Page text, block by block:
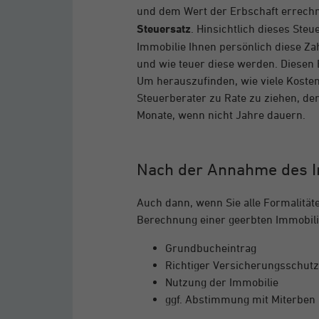
und dem Wert der Erbschaft
Steuersatz . Hinsichtlich dieses
Immobilie Ihnen persönlich diese
und wie teuer diese werden.
Um herauszufinden, wie viele
Steuerberater zu Rate zu ziehen,
Monate, wenn nicht Jahre dauern.
Nach der Annahme des
Auch dann, wenn Sie alle
Berechnung einer geerbten
Grundbucheintrag
Richtiger Versicherungsschutz
Nutzung der Immobilie
ggf. Abstimmung mit Miterben